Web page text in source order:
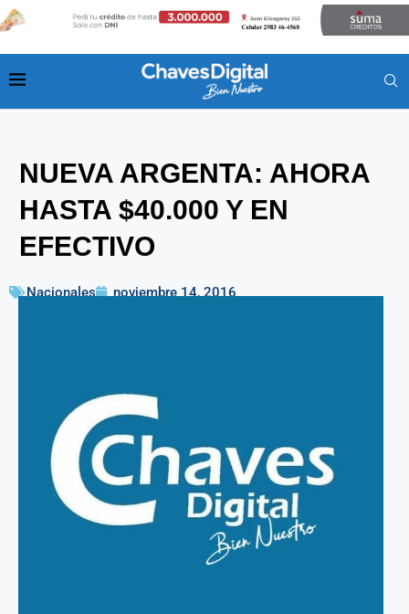
NUEVA ARGENTA: AHORA
HASTA $40.000 Y EN
EFECTIVO
Nacionales noviembre 14, 2016